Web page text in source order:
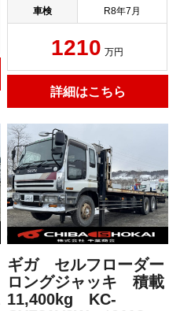
車検 R8年7月
1210 万円
詳細はこちら
ギガ セルフローダー
ロングジャッキ 積載
11,400kg KC-